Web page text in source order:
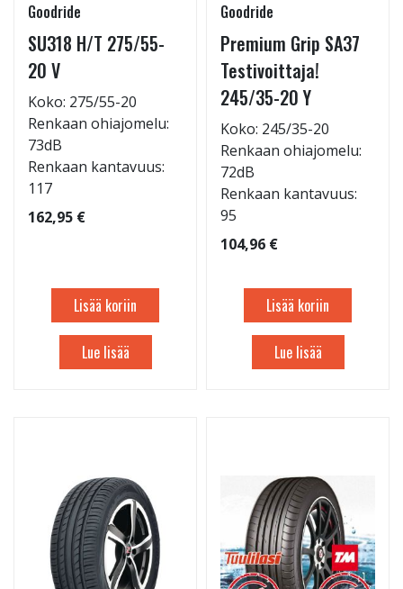
Goodride
SU318 H/T 275/55-
20 V
Koko: 275/55-20
Renkaan ohiajomelu:
73dB
Renkaan kantavuus:
117
162,95 €
Lisää koriin
Lue lisää
Goodride
Premium Grip SA37
Testivoittaja!
245/35-20 Y
Koko: 245/35-20
Renkaan ohiajomelu:
72dB
Renkaan kantavuus:
95
104,96 €
Lisää koriin
Lue lisää